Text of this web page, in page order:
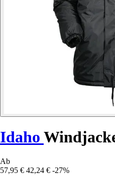
Idaho
Ab
57,95 € 42,24 € -27%